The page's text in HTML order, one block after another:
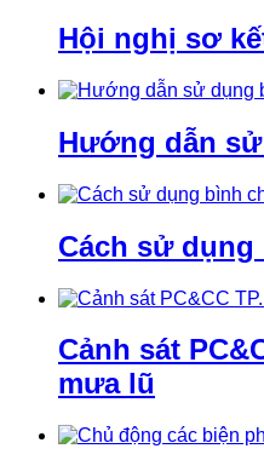
Hội nghị sơ
Hướng dẫn
Cách sử
Cảnh sát
mưa lũ